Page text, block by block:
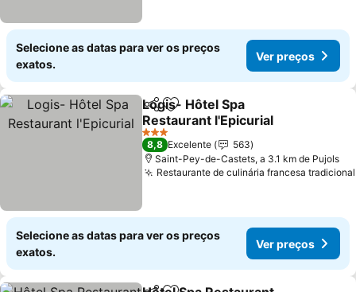
Selecione as datas para ver os preços
exatos.
Ver preços
PartilharAdicionar aos favoritos
Logis- Hôtel Spa
Restaurant l'Epicurial
Ver preços
3 Estrelas
8,8 Excelente
563
Saint-Pey-de-Castets, a 3.1 km de Pujols
Restaurante de culinária francesa tradicional
Selecione as datas para ver os preços
exatos.
Ver preços